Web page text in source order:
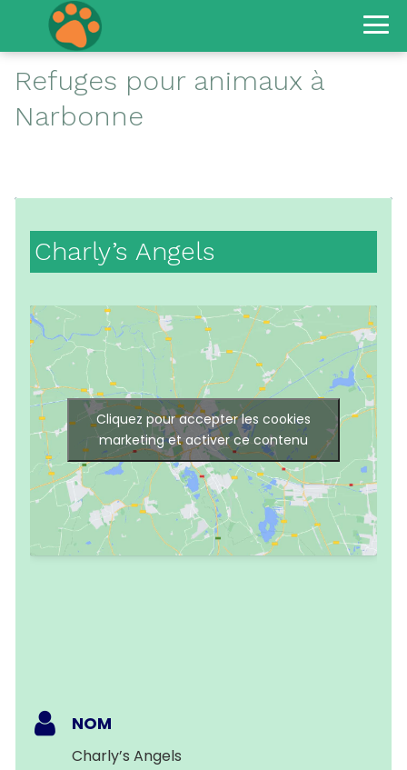
Refuges pour animaux à
Narbonne
Charly’s Angels
Cliquez pour accepter les cookies
marketing et activer ce contenu
NOM
Charly’s Angels